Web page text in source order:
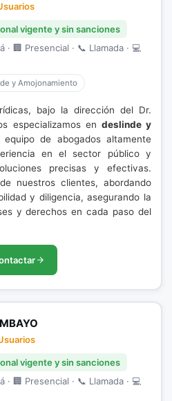
vigente y sin sanciones
🏢 Presencial · 📞 Llamada · 💻
y Amojonamiento
bajo la dirección del Dr.
especializamos en deslinde y
de abogados altamente
en el sector público y
precisas y efectivas.
nuestros clientes, abordando
y diligencia, asegurando la
y derechos en cada paso del
vigente y sin sanciones
🏢 Presencial · 📞 Llamada · 💻